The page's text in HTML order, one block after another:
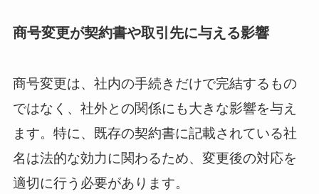
商号変更が契約書や取引先に与える影響
商号変更は、社内の手続きだけで完結するもの
ではなく、社外との関係にも大きな影響を与え
ます。特に、既存の契約書に記載されている社
名は法的な効力に関わるため、変更後の対応を
適切に行う必要があります。